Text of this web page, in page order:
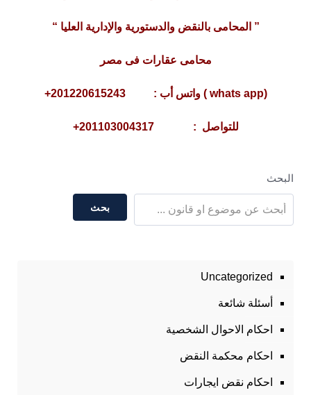
” المحامى بالنقض والدستورية والإدارية العليا “
محامى عقارات فى مصر
(whats app ) واتس أب : 201220615243+
للتواصل : 201103004317+
البحث
بحث
Uncategorized
أسئلة شائعة
احكام الاحوال الشخصية
احكام محكمة النقض
احكام نقض ايجارات